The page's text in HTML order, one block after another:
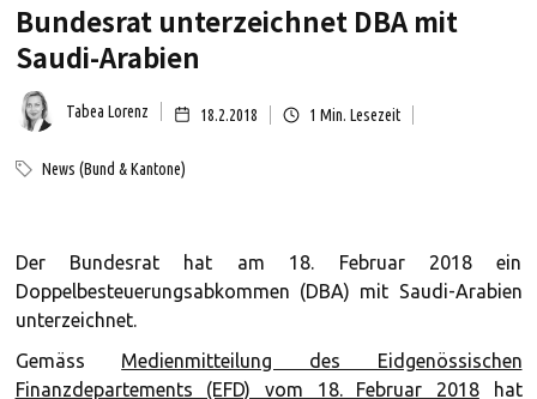
Bundesrat unterzeichnet DBA mit
Saudi-Arabien
Tabea Lorenz 18.2.2018 1 Min. Lesezeit
News (Bund & Kantone)
Der Bundesrat hat am 18. Februar 2018 ein
Doppelbesteuerungsabkommen (DBA) mit Saudi-Arabien
unterzeichnet.
Gemäss Medienmitteilung des Eidgenössischen
Finanzdepartements (EFD) vom 18. Februar 2018hat